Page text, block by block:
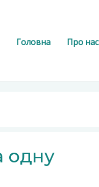
Головна Про нас
одну